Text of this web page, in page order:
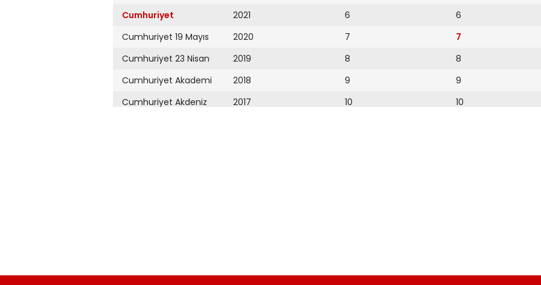
Cumhuriyet
Cumhuriyet 19 Mayıs
Cumhuriyet 23 Nisan
Cumhuriyet Akademi
Cumhuriyet Akdeniz
Cumhuriyet Çevre
2021
2020
2019
2018
2017
2009
6
7
8
9
10
6
7
8
9
10
18